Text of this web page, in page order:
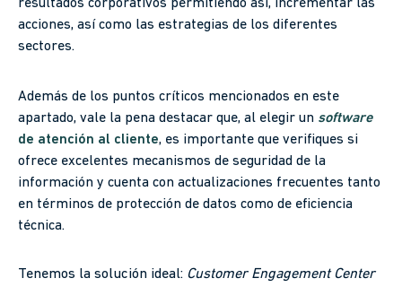
resultados corporativos permitiendo así, incrementar las
acciones, así como las estrategias de los diferentes
sectores.
Además de los puntos críticos mencionados en este
apartado, vale la pena destacar que, al elegir un software
de atención al cliente, es importante que verifiques si
ofrece excelentes mecanismos de seguridad de la
información y cuenta con actualizaciones frecuentes tanto
en términos de protección de datos como de eficiencia
técnica.
Tenemos la solución ideal: Customer Engagement Center